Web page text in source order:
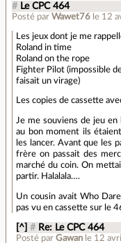
# Le CPC 464
Posté par Wawet76 le 12
Les jeux dont je me
Roland in time
Roland on the rope
Fighter Pilot (impossible
faisait un virage)
Les copies de cassette
Je me souviens de jeu
au bon moment ils
les lancer. Avant que les
frère on passait des
marché du coin. On
partir. Halalala….
Un cousin avait Who
pas vu en cassette sur le
[^] # Re: Le CPC 464
Posté parGawan le 12